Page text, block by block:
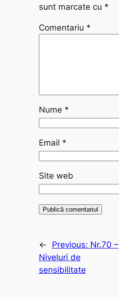
sunt marcate cu *
Comentariu *
Nume *
Email *
Site web
← Previous: Nr.70 –
Niveluri de
sensibilitate